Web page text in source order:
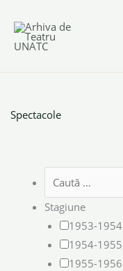
content
Spectacole
Stagiune
1953-1954
1954-1955
1955-1956